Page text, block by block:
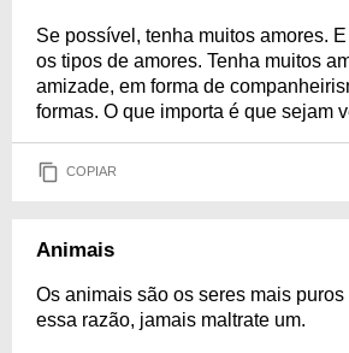
Se possível, tenha muitos amores.
os tipos de amores. Tenha muitos
amizade, em forma de
formas. O que importa é que sejam
COPIAR
Animais
Os animais são os seres mais
essa razão, jamais maltrate um.